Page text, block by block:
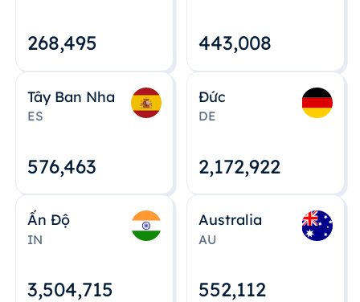
268,495 443,008
Tây Ban Nha
ES
576,463
Đức
DE
2,172,922
Ấn Độ
IN
3,504,715
Australia
AU
552,112